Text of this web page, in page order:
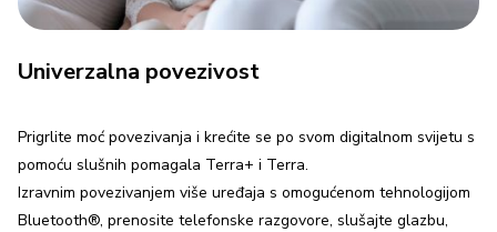
Univerzalna povezivost
Prigrlite moć povezivanja i krećite se po svom digitalnom svijetu s
pomoću slušnih pomagala Terra+ i Terra.
Izravnim povezivanjem više uređaja s omogućenom tehnologijom
Bluetooth®, prenosite telefonske razgovore, slušajte glazbu,